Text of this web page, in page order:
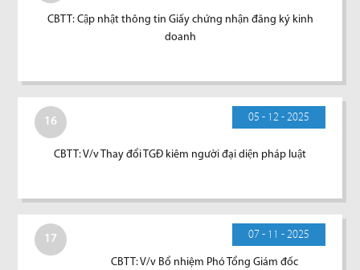
CBTT: Cập nhật thông tin Giấy chứng nhận đăng ký kinh
doanh
16 05 - 12 - 2025
CBTT: V/v Thay đổi TGĐ kiêm người đại diện pháp luật
17 07 - 11 - 2025
CBTT: V/v Bổ nhiệm Phó Tổng Giám đốc